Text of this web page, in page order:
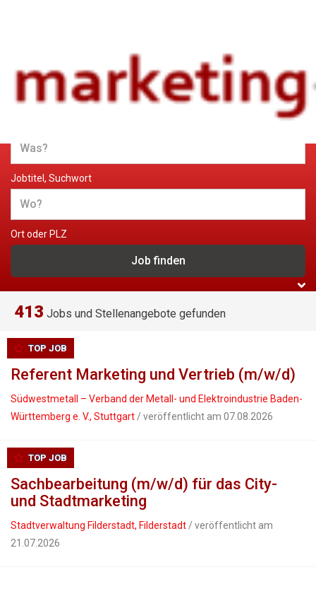
Jobs und Stellenangebote im
Marketing
Jobtitel, Suchwort
Ort oder PLZ
413 Jobs und Stellenangebote gefunden
Referent Marketing und Vertrieb (m/w/d)
Südwestmetall – Verband der Metall- und Elektroindustrie Baden-
Württemberg e. V., Stuttgart / veröffentlicht am 07.08.2026
TOP JOB
Sachbearbeitung (m/w/d) für das City-
und Stadtmarketing
Stadtverwaltung Filderstadt, Filderstadt / veröffentlicht am
21.07.2026
TOP JOB